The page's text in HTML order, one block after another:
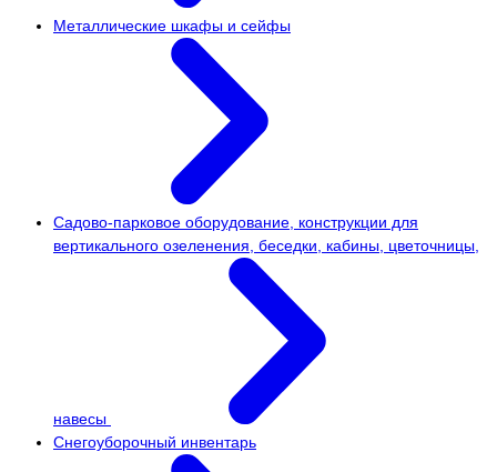
Металлические шкафы и сейфы
Садово-парковое оборудование, конструкции для
вертикального озеленения, беседки, кабины, цветочницы,
навесы
Снегоуборочный инвентарь